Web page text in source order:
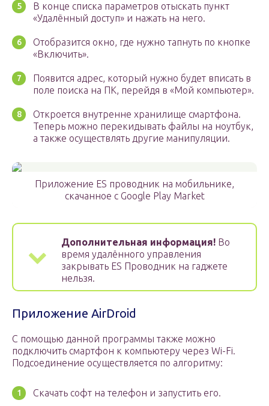
В конце списка параметров отыскать пункт
«Удалённый доступ» и нажать на него.
Отобразится окно, где нужно тапнуть по кнопке
«Включить».
Появится адрес, который нужно будет вписать в
поле поиска на ПК, перейдя в «Мой компьютер».
Откроется внутренне хранилище смартфона.
Теперь можно перекидывать файлы на ноутбук,
а также осуществлять другие манипуляции.
Приложение ES проводник на мобильнике,
скачанное с Google Play Market
Дополнительная информация! Во
время удалённого управления
закрывать ES Проводник на гаджете
нельзя.
Приложение AirDroid
С помощью данной программы также можно
подключить смартфон к компьютеру через Wi-Fi.
Подсоединение осуществляется по алгоритму:
Скачать софт на телефон и запустить его.